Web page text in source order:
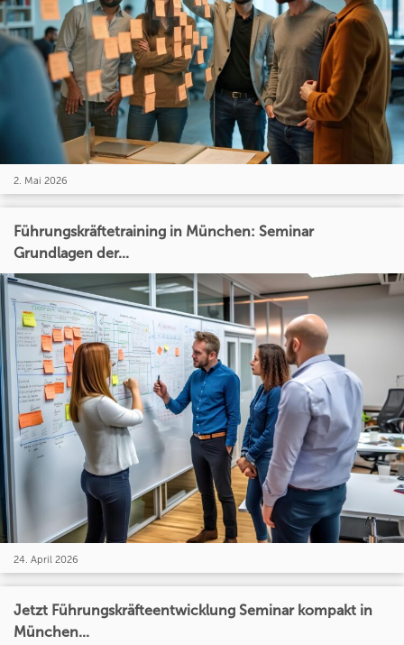
2. Mai 2026
Führungskräftetraining in München: Seminar
Grundlagen der...
24. April 2026
Jetzt Führungskräfteentwicklung Seminar kompakt in
München...